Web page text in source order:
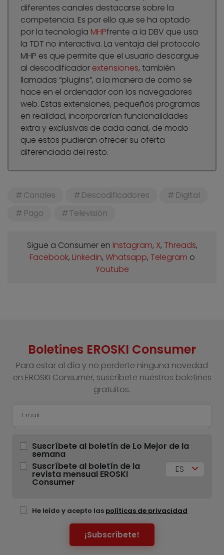
diferentes canales destacarse sobre la
competencia. Es por ello que se ha optado
por la tecnología MHPfrente a la DBV que usa
la TDT no interactiva. La ventaja del protocolo
MHP es que permite que el usuario descargue
al descodificador extensiones, también
llamadas “plugins”, a la manera de como se
hace en el ordenador con los navegadores
web. Estas extensiones, pequeños programas
en realidad, incorporarían funcionalidades
extra y exclusivas de cada canal, de modo
que estos pudieran ofrecer su oferta
diferenciada del resto.
Canales Descodificadores
Digital
Pago
Televisión
Sigue a Consumer en Instagram, X, Threads,
Facebook, Linkedin, Whatsapp, Telegram o
Youtube
Boletines EROSKI Consumer
Para estar al día y no perderte ninguna novedad
en EROSKI Consumer, suscríbete nuestros boletines
gratuitos.
Suscríbete al boletín de Lo Mejor de la
semana
Suscríbete al boletín de la
revista mensual EROSKI
Consumer
ES
He leído y acepto las políticas de privacidad
¡Subscríbete!